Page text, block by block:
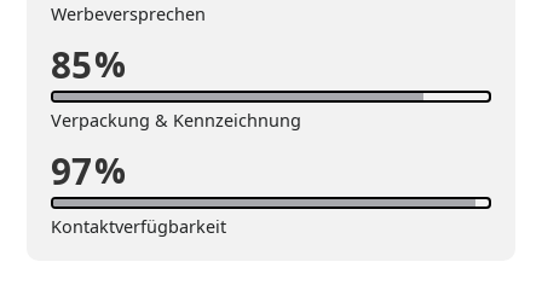
Werbeversprechen
85%
Verpackung & Kennzeichnung
97%
Kontaktverfügbarkeit